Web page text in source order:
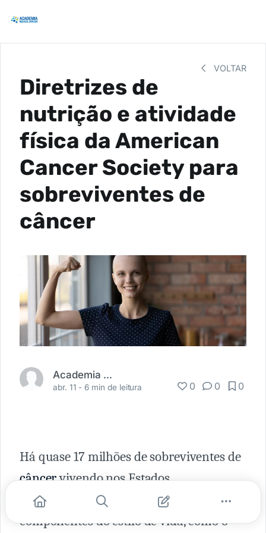
VOLTAR
Diretrizes de
nutrição e atividade
física da American
Cancer Society para
sobreviventes de
câncer
Academia Médica
abr. 11 -6 min de leitura 0 0 0
Há quase 17 milhões de sobreviventes de
câncervivendo nos Estados
Unidos. Pesquisas sugerem que
componentes do estilo de vida, como o